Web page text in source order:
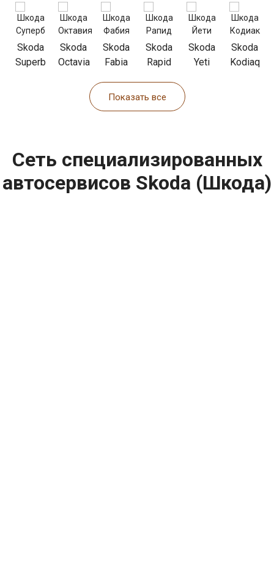
Skoda
Superb
Skoda
Octavia
Skoda
Fabia
Skoda
Rapid
Skoda
Yeti
Skoda
Kodiaq
Показать все
Сеть специализированных
автосервисов Skoda (Шкода)